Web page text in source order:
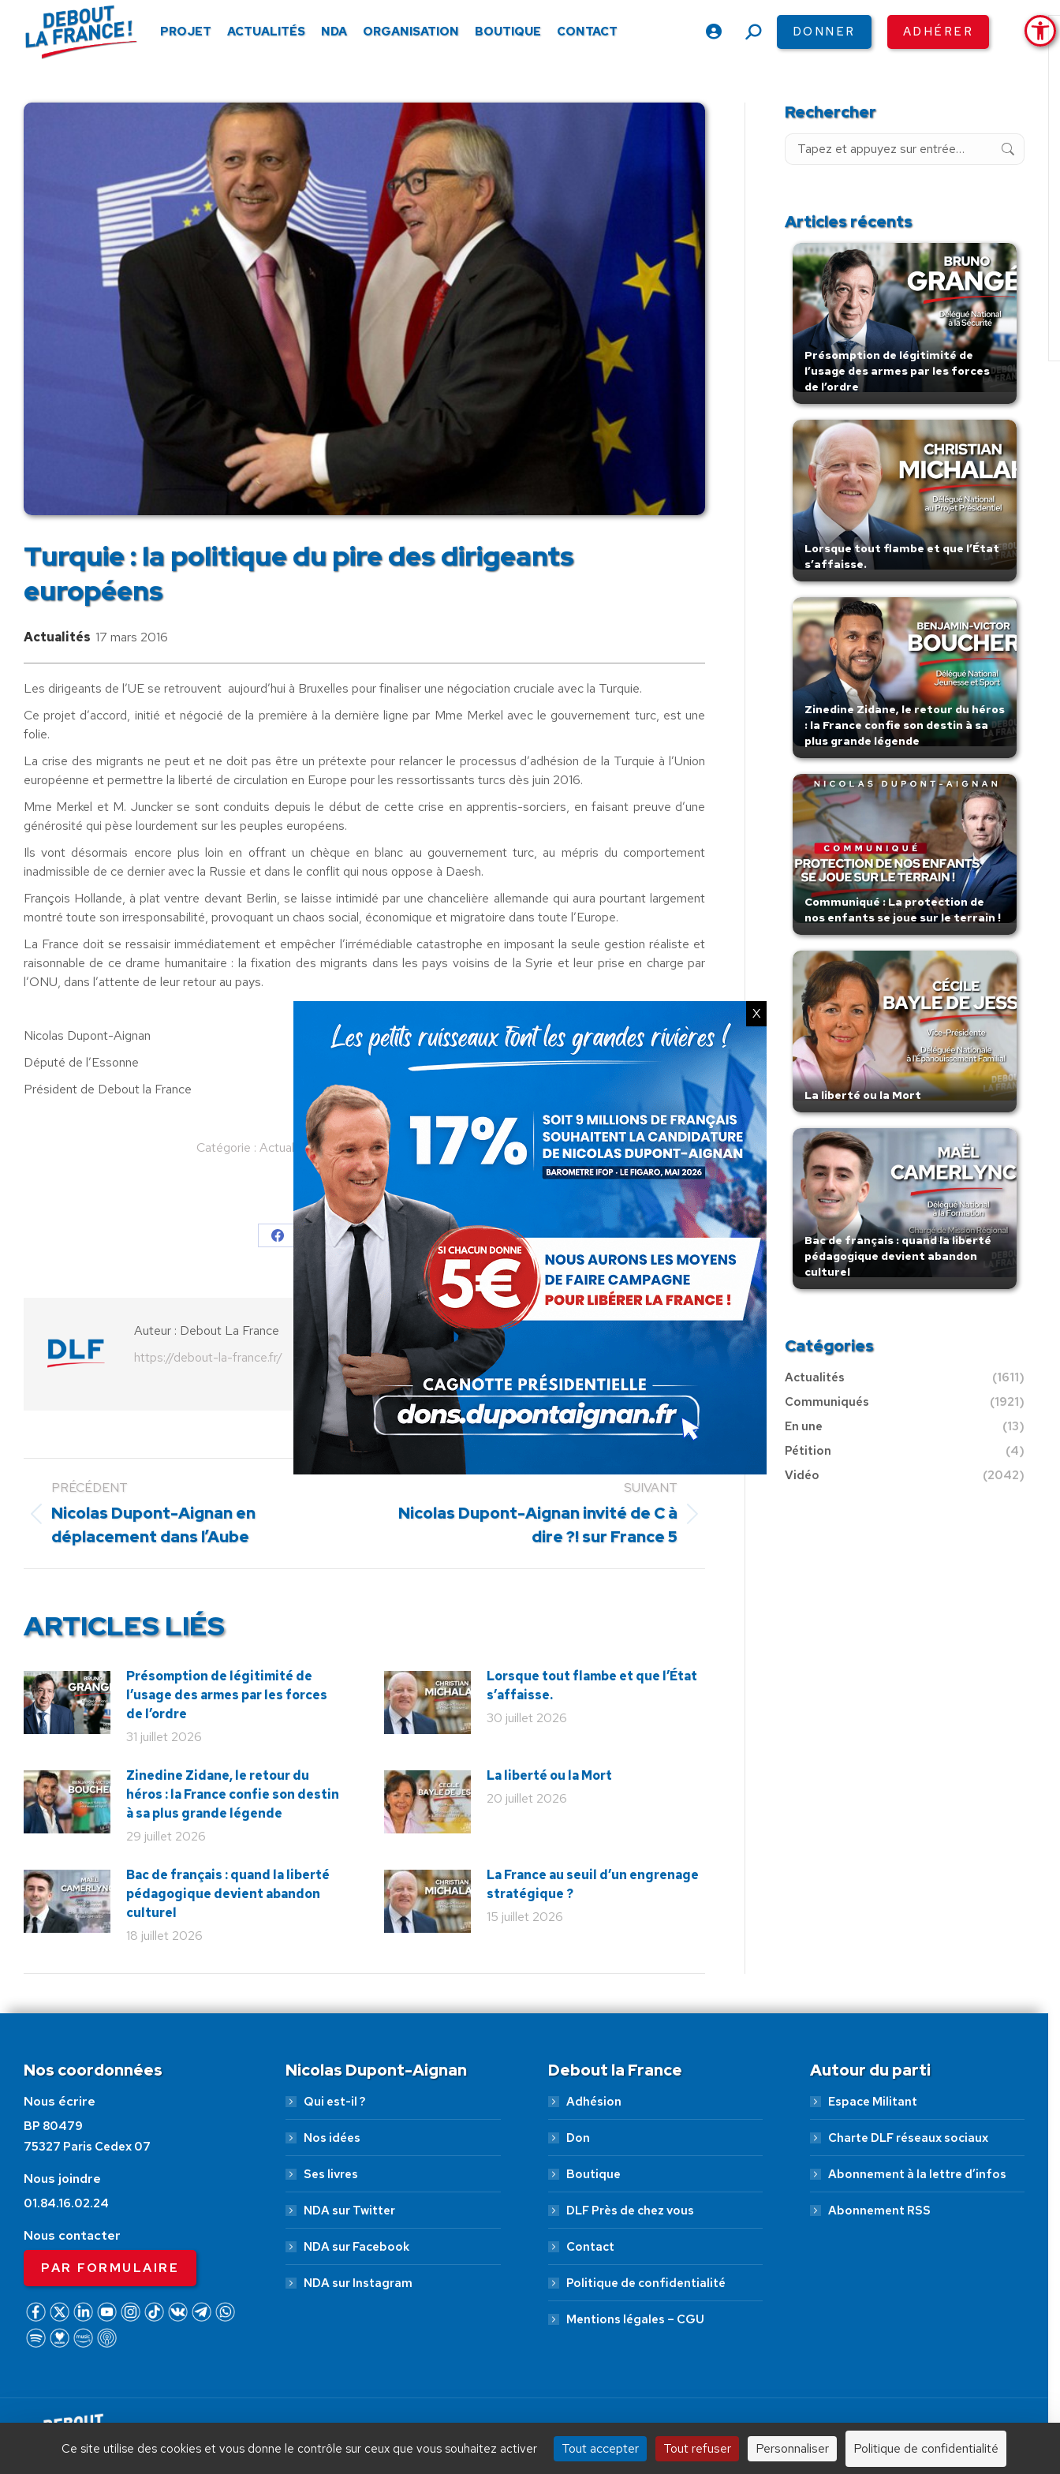
PROJET ACTUALITÉS NDA ORGANISATION BOUTIQUE CONTACT
RechercheDONNER ADHÉRER
Turquie : la politique du pire des dirigeants
européens
Actualités 17 mars 2016
Les dirigeants de l’UE se retrouvent aujourd’hui à Bruxelles pour finaliser une négociation cruciale avec la Turquie.
Ce projet d’accord, initié et négocié de la première à la dernière ligne par Mme Merkel avec le gouvernement turc, est une
folie.
La crise des migrants ne peut et ne doit pas être un prétexte pour relancer le processus d’adhésion de la Turquie à l’Union
européenne et permettre la liberté de circulation en Europe pour les ressortissants turcs dès juin 2016.
Mme Merkel et M. Juncker se sont conduits depuis le début de cette crise en apprentis-sorciers, en faisant preuve d’une
générosité qui pèse lourdement sur les peuples européens.
Ils vont désormais encore plus loin en offrant un chèque en blanc au gouvernement turc, au mépris du comportement
inadmissible de ce dernier avec la Russie et dans le conflit qui nous oppose à Daesh.
François Hollande, à plat ventre devant Berlin, se laisse intimidé par une chancelière allemande qui aura pourtant largement
montré toute son irresponsabilité, provoquant un chaos social, économique et migratoire dans toute l’Europe.
La France doit se ressaisir immédiatement et empêcher l’irrémédiable catastrophe en imposant la seule gestion réaliste et
raisonnable de ce drame humanitaire : la fixation des migrants dans les pays voisins de la Syrie et leur prise en charge par
l’ONU, dans l’attente de leur retour au pays.
Nicolas Dupont-Aignan
Député de l’Essonne
Président de Debout la France
Catégorie : Actualités ParDebout La France 17 mars 2016
Partager cet article
Partager
Facebook
Partager
sur
X
Partager
sur
Pinterest
Partager
LinkedIn
Partager
sur
WhatsApp
Auteur : Debout La France
https://debout-la-france.fr/
PRÉCÉDENT
Article
précédent
Nicolas Dupont-Aignan en
déplacement dans l’Aube
SUIVANT
Article
Nicolas Dupont-Aignan invité de C à
dire ?! sur France 5
ARTICLES LIÉS
Présomption de légitimité de
l’usage des armes par les forces
de l’ordre
31 juillet 2026
Lorsque tout flambe et que l’État
s’affaisse.
30 juillet 2026
Zinedine Zidane, le retour du
héros : la France confie son destin
à sa plus grande légende
29 juillet 2026
La liberté ou la Mort
20 juillet 2026
Bac de français : quand la liberté
pédagogique devient abandon
culturel
18 juillet 2026
La France au seuil d’un engrenage
stratégique ?
15 juillet 2026
Rechercher
Recherche
Articles récents
Présomption de légitimité de
l’usage des armes par les forces
de l’ordre
Lorsque tout flambe et que l’État
s’affaisse.
Zinedine Zidane, le retour du héros
: la France confie son destin à sa
plus grande légende
Communiqué : La protection de
nos enfants se joue sur le terrain !
La liberté ou la Mort
Bac de français : quand la liberté
pédagogique devient abandon
culturel
Catégories
Actualités
(1611)
Communiqués
(1921)
En une
(13)
Pétition
(4)
Vidéo
(2042)
Nos coordonnées
Nous écrire
BP 80479
75327 Paris Cedex 07
Nous joindre
01.84.16.02.24
Nous contacter
PAR FORMULAIRE
Nicolas Dupont-Aignan
Qui est-il ?
Nos idées
Ses livres
NDA sur Twitter
NDA sur Facebook
NDA sur Instagram
Debout la France
Adhésion
Don
Boutique
DLF Près de chez vous
Contact
Politique de confidentialité
Mentions légales – CGU
Autour du parti
Espace Militant
Charte DLF réseaux sociaux
Abonnement à la lettre d’infos
Abonnement RSS
Tous droits réservés.
X
AIDEZ NOUS À
JE FAIS UN DON À DLF
ADHÉSION 20 € 50 € 100 € 250 €
Panneau de gestion des cookies
Ce site utilise des cookies et vous donne le contrôle sur ceux que vous souhaitez activer Tout accepter Tout refuser Personnaliser Politique de confidentialité